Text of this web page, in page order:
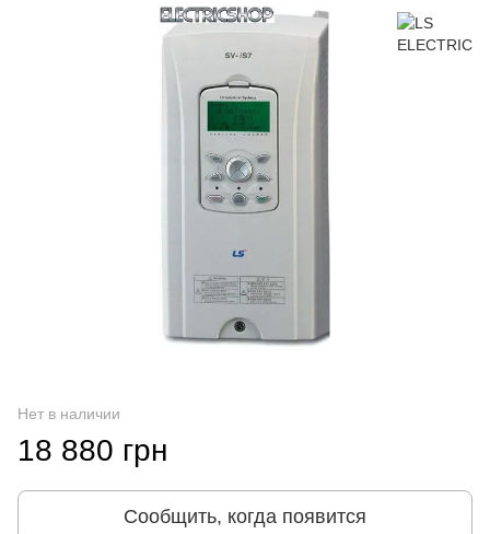
Нет в наличии
18 880 грн
Сообщить, когда появится